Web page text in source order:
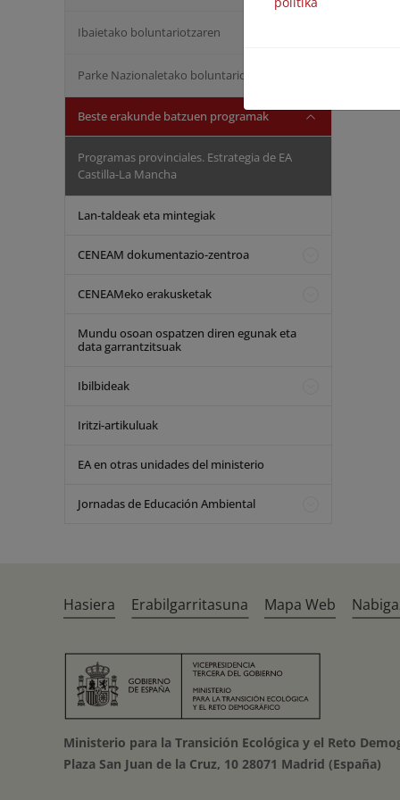
Ibaietako boluntariotzaren
Parke Nazionaletako boluntariotzaren
Beste erakunde batzuen programak
Programas provinciales. Estrategia de EA
Castilla-La Mancha
Lan-taldeak eta mintegiak
CENEAM dokumentazio-zentroa
CENEAMeko erakusketak
Mundu osoan ospatzen diren egunak eta
data garrantzitsuak
Ibilbideak
Iritzi-artikuluak
EA en otras unidades del ministerio
Jornadas de Educación Ambiental
Hasiera Erabilgarritasuna Mapa Web
Ministerio para la Transición Ecológica y el Reto
Plaza San Juan de la Cruz, 10 28071 Madrid (España)